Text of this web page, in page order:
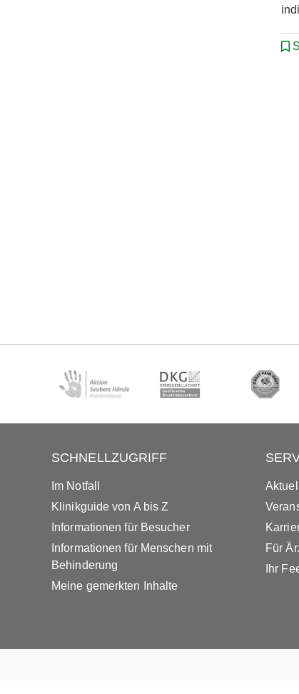
SCHNELLZUGRIFF
Im Notfall
Klinikguide von A bis Z
Informationen für Besucher
Informationen für Menschen mit
Behinderung
Meine gemerkten Inhalte
Für
Ihr